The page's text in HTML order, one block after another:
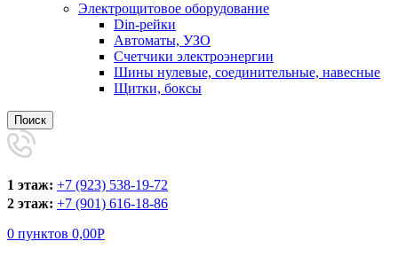
Электрощитовое оборудование
Din-рейки
Автоматы, УЗО
Счетчики электроэнергии
Шины нулевые, соединительные, навесные
Щитки, боксы
Поиск
1 этаж: +7 (923) 538-19-72
2 этаж: +7 (901) 616-18-86
0 пунктов 0,00Р